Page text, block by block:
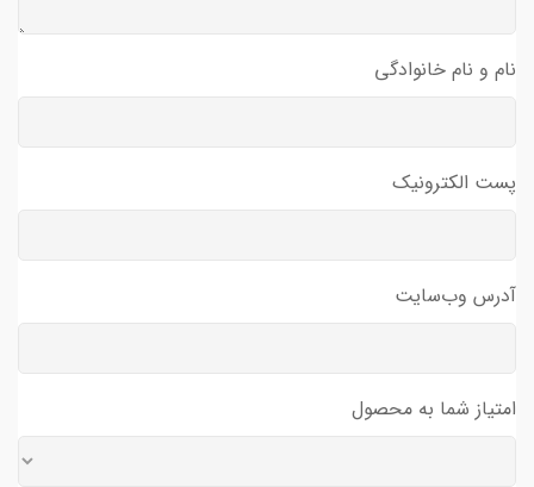
نام و نام خانوادگی
پست الکترونیک
آدرس وب‌سایت
امتیاز شما به محصول